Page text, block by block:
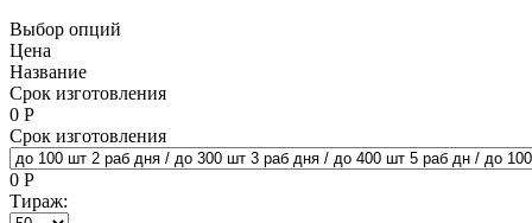
Выбор опций
Цена
Название
Срок изготовления
0 Р
Срок изготовления
0 Р
Тираж: